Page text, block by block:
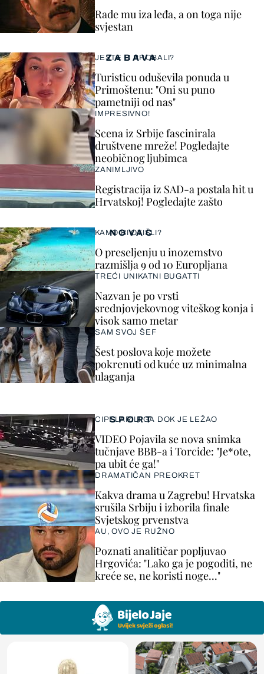
ZABAVA
JESTE LI PROBALI?
Turisticu oduševila ponuda u
Primoštenu: "Oni su puno
pametniji od nas"
IMPRESIVNO!
Scena iz Srbije fascinirala
društvene mreže! Pogledajte
neobičnog ljubimca
ZANIMLJIVO
Registracija iz SAD-a postala hit u
Hrvatskoj! Pogledajte zašto
SPORT
CIPELARILI GA DOK JE LEŽAO
VIDEO Pojavila se nova snimka
tučnjave BBB-a i Torcide: "Je*ote,
pa ubit će ga!"
DRAMATIČAN PREOKRET
Kakva drama u Zagrebu! Hrvatska
srušila Srbiju i izborila finale
Svjetskog prvenstva
AU, OVO JE RUŽNO
Poznati analitičar popljuvao
Hrgovića: "Lako ga je pogoditi, ne
kreće se, ne koristi noge..."
Rade mu iza leđa, a on toga nije
svjestan
NOVAC
KAMO BI OTIŠLI?
O preseljenju u inozemstvo
razmišlja 9 od 10 Europljana
TREĆI UNIKATNI BUGATTI
Nazvan je po vrsti
srednjovjekovnog viteškog konja i
visok samo metar
SAM SVOJ ŠEF
Šest poslova koje možete
pokrenuti od kuće uz minimalna
ulaganja